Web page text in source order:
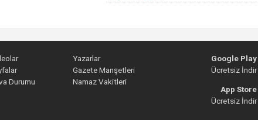
başkanlarıyla buluştu
Yazarlar
Gazete Manşetleri
Durumu Namaz Vakitleri
Google Play
Ücretsiz İndir
App Store
Ücretsiz İndir